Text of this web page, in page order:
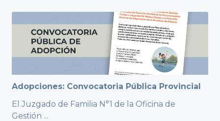
Adopciones: Convocatoria Pública Provincial
El Juzgado de Familia N°1 de la Oficina de
Gestión ...